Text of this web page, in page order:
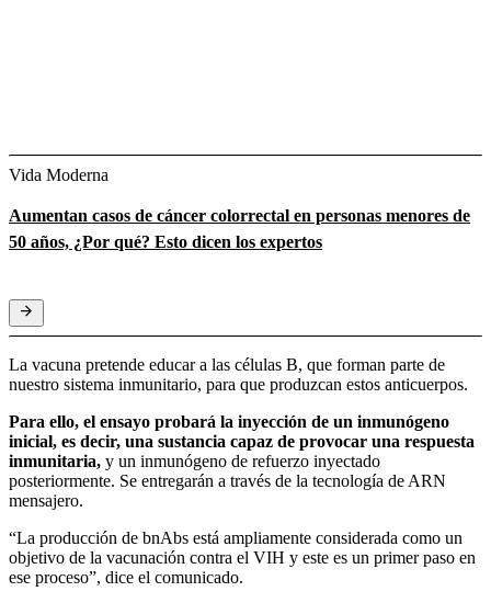
Vida Moderna
Aumentan casos de cáncer colorrectal en personas menores de
50 años, ¿Por qué? Esto dicen los expertos
La vacuna pretende educar a las células B, que forman parte de
nuestro sistema inmunitario, para que produzcan estos anticuerpos.
Para ello, el ensayo probará la inyección de un inmunógeno
inicial, es decir, una sustancia capaz de provocar una respuesta
inmunitaria, y un inmunógeno de refuerzo inyectado
posteriormente. Se entregarán a través de la tecnología de ARN
mensajero.
“La producción de bnAbs está ampliamente considerada como un
objetivo de la vacunación contra el VIH y este es un primer paso en
ese proceso”, dice el comunicado.